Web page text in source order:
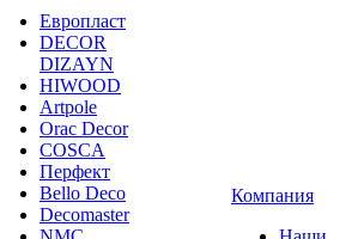
Европласт
DECOR
DIZAYN
HIWOOD
Artpole
Orac Decor
COSCA
Перфект
Bello Deco
Decomaster
Компания